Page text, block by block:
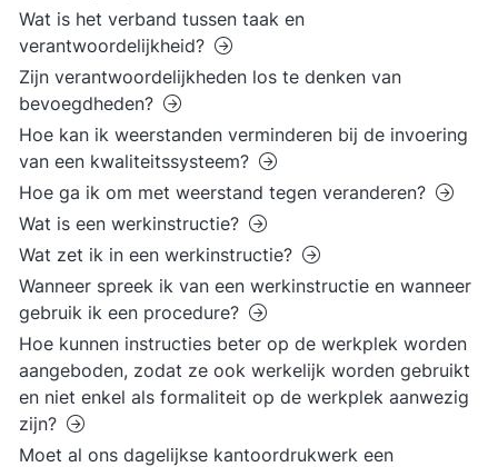
Wat is het verband tussen taak en
verantwoordelijkheid?
Zijn verantwoordelijkheden los te denken van
bevoegdheden?
Hoe kan ik weerstanden verminderen bij de invoering
van een kwaliteitssysteem?
Hoe ga ik om met weerstand tegen veranderen?
Wat is een werkinstructie?
Wat zet ik in een werkinstructie?
Wanneer spreek ik van een werkinstructie en wanneer
gebruik ik een procedure?
Hoe kunnen instructies beter op de werkplek worden
aangeboden, zodat ze ook werkelijk worden gebruikt
en niet enkel als formaliteit op de werkplek aanwezig
zijn?
Moet al ons dagelijkse kantoordrukwerk een